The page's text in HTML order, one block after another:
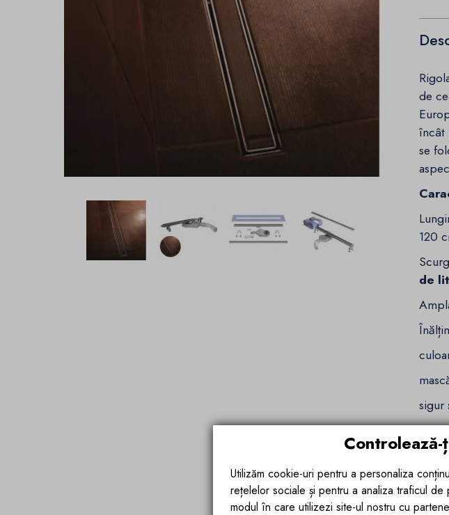
de
încât
se
120
de
sigur
kit
Utilizăm cookie-uri pentru a personaliza
rețelelor sociale și pentru a analiza traficul
modul în care utilizezi site-ul nostru cu